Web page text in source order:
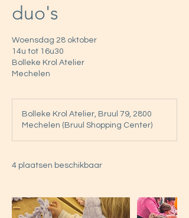
duo's
Woensdag 28 oktober
14u tot 16u30
Bolleke Krol Atelier
Mechelen
Bolleke Krol Atelier, Bruul 79, 2800
Mechelen (Bruul Shopping Center)
4 plaatsen beschikbaar